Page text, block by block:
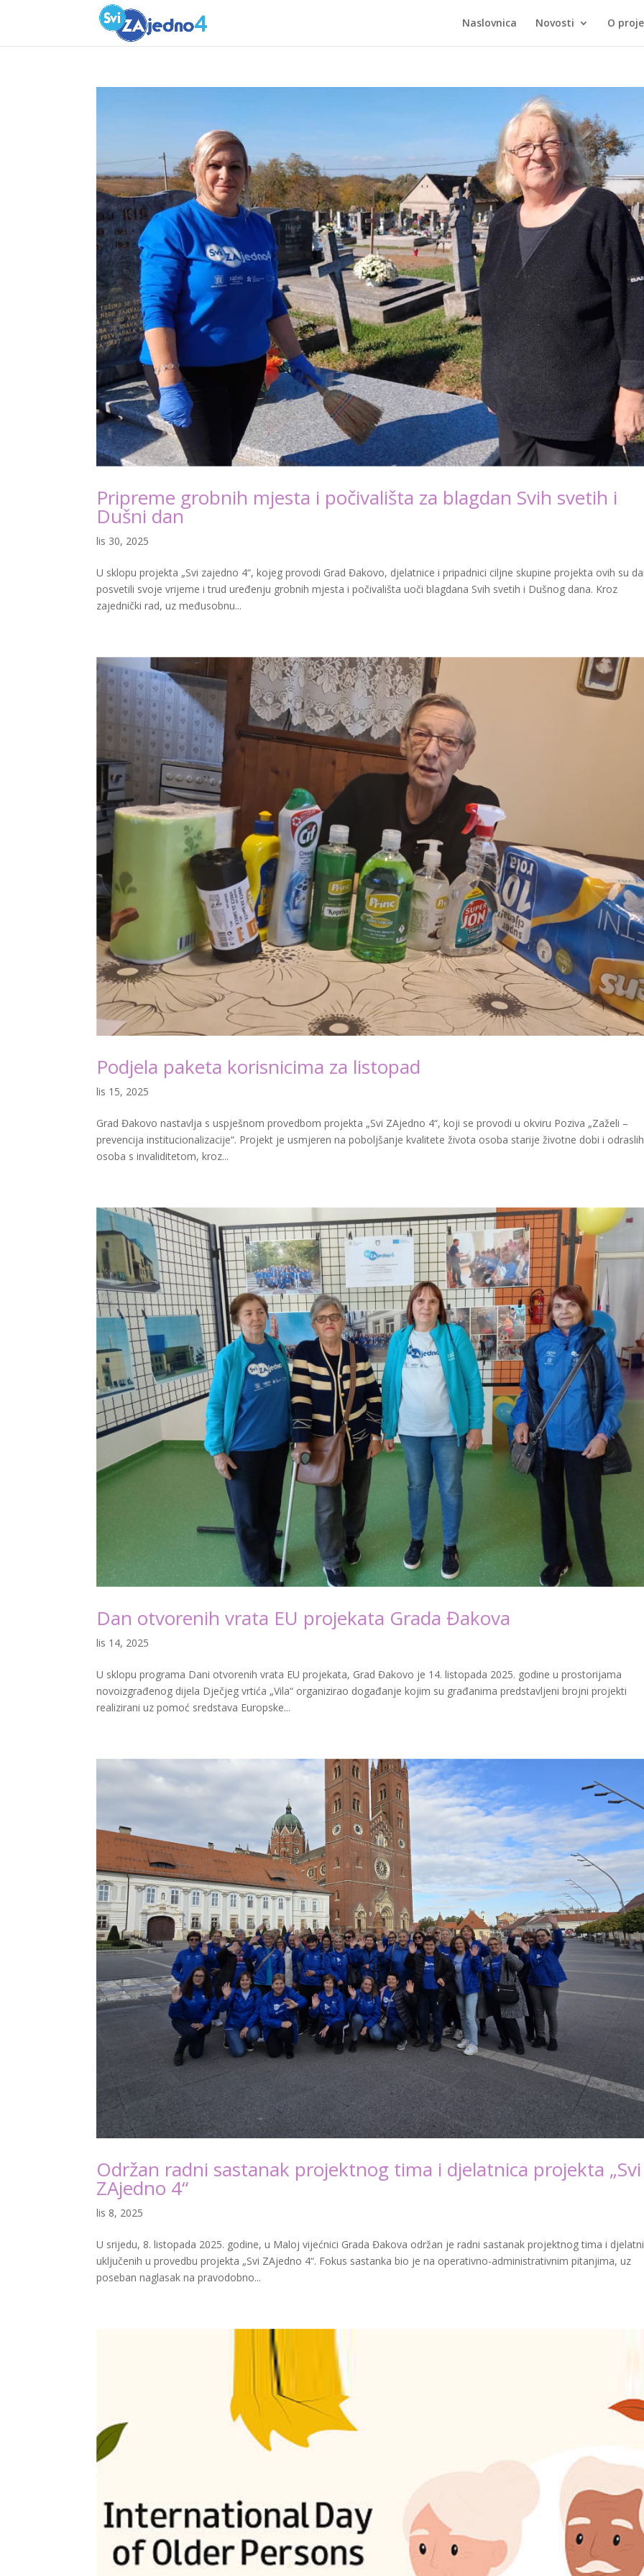
Naslovnica Novosti O
Pripreme grobnih mjesta i počivališta za blagdan Svih svetih i
Dušni dan
lis 30, 2025
U sklopu projekta „Svi zajedno 4“, kojeg provodi Grad Đakovo, djelatnice i pripadnici ciljne skupine projekta ovih su
posvetili svoje vrijeme i trud uređenju grobnih mjesta i počivališta uoči blagdana Svih svetih i Dušnog dana. Kroz
zajednički rad, uz međusobnu...
Podjela paketa korisnicima za listopad
lis 15, 2025
Grad Đakovo nastavlja s uspješnom provedbom projekta „Svi ZAjedno 4“, koji se provodi u okviru Poziva „Zaželi –
prevencija institucionalizacije“. Projekt je usmjeren na poboljšanje kvalitete života osoba starije životne dobi i odraslih
osoba s invaliditetom, kroz...
Dan otvorenih vrata EU projekata Grada Đakova
lis 14, 2025
U sklopu programa Dani otvorenih vrata EU projekata, Grad Đakovo je 14. listopada 2025. godine u prostorijama
novoizgrađenog dijela Dječjeg vrtića „Vila“ organizirao događanje kojim su građanima predstavljeni brojni projekti
realizirani uz pomoć sredstava Europske...
Održan radni sastanak projektnog tima i djelatnica projekta „Svi
ZAjedno 4“
lis 8, 2025
U srijedu, 8. listopada 2025. godine, u Maloj vijećnici Grada Đakova održan je radni sastanak projektnog tima i
uključenih u provedbu projekta „Svi ZAjedno 4“. Fokus sastanka bio je na operativno-administrativnim pitanjima, uz
poseban naglasak na pravodobno...